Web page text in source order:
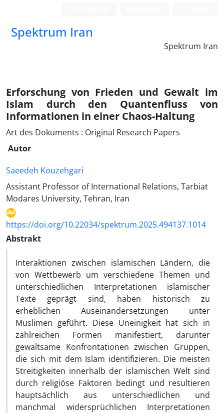
Spektrum Iran
Spektrum Iran
Erforschung von Frieden und Gewalt im
Islam durch den Quantenfluss von
Informationen in einer Chaos-Haltung
Art des Dokuments : Original Research Papers
Autor
Saeedeh Kouzehgari
Assistant Professor of International Relations, Tarbiat
Modares University, Tehran, Iran
https://doi.org/10.22034/spektrum.2025.494137.1014
Abstrakt
Interaktionen zwischen islamischen Ländern, die
von Wettbewerb um verschiedene Themen und
unterschiedlichen Interpretationen islamischer
Texte geprägt sind, haben historisch zu
erheblichen Auseinandersetzungen unter
Muslimen geführt. Diese Uneinigkeit hat sich in
zahlreichen Formen manifestiert, darunter
gewaltsame Konfrontationen zwischen Gruppen,
die sich mit dem Islam identifizieren. Die meisten
Streitigkeiten innerhalb der islamischen Welt sind
durch religiöse Faktoren bedingt und resultieren
hauptsächlich aus unterschiedlichen und
manchmal widersprüchlichen Interpretationen